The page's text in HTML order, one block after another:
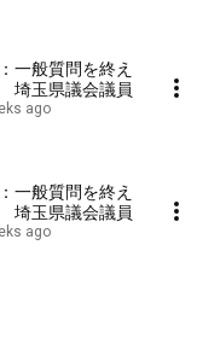
一般質問を終え
埼玉県議会議員
ago
一般質問を終え
埼玉県議会議員
ago